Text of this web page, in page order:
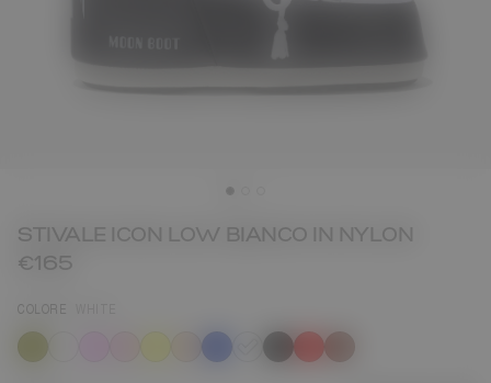
STIVALE ICON LOW BIANCO IN NYLON
€165
COLORE
selezionato